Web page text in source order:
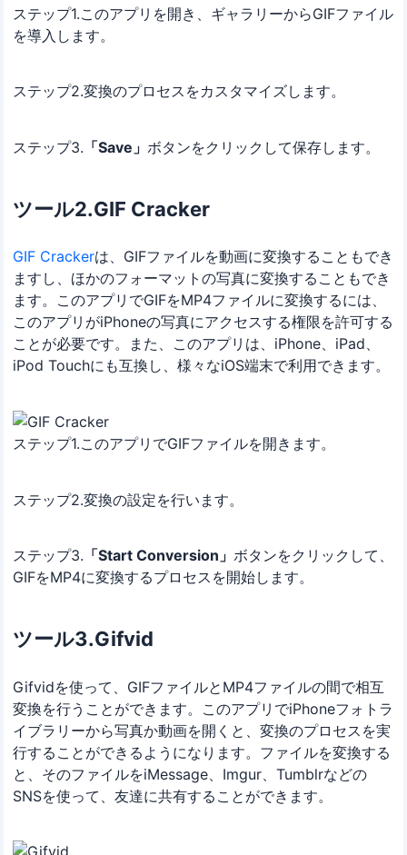
ステップ1.このアプリを開き、ギャラリーからGIFファイル
を導入します。
ステップ2.変換のプロセスをカスタマイズします。
ステップ3. 「Save」 ボタンをクリックして保存します。
ツール2.GIF Cracker
GIF Crackerは、GIFファイルを動画に変換することもでき
ますし、ほかのフォーマットの写真に変換することもでき
ます。このアプリでGIFをMP4ファイルに変換するには、
このアプリがiPhoneの写真にアクセスする権限を許可する
ことが必要です。また、このアプリは、iPhone、iPad、
iPod Touchにも互換し、様々なiOS端末で利用できます。
ステップ1.このアプリでGIFファイルを開きます。
ステップ2.変換の設定を行います。
ステップ3. 「Start Conversion」ボタンをクリックして、
GIFをMP4に変換するプロセスを開始します。
ツール3.Gifvid
Gifvidを使って、GIFファイルとMP4ファイルの間で相互
変換を行うことができます。このアプリでiPhoneフォトラ
イブラリーから写真か動画を開くと、変換のプロセスを実
行することができるようになります。ファイルを変換する
と、そのファイルをiMessage、Imgur、Tumblrなどの
SNSを使って、友達に共有することができます。